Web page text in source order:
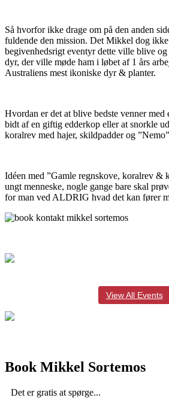
Så hvorfor ikke drage om på den anden
fuldende den mission. Det Mikkel dog
begivenhedsrigt eventyr dette ville blive
dyr, der ville møde ham i løbet af 1 års
Australiens mest ikoniske dyr & planter.
Hvordan er det at blive bedste venner
bidt af en giftig edderkop eller at snorkle
koralrev med hajer, skildpadder og
Idéen med ”Gamle regnskove, koralrev &
ungt menneske, nogle gange bare skal
for man ved ALDRIG hvad det kan fører
View All Events
Book Mikkel Sortemos
Det er gratis at spørge...